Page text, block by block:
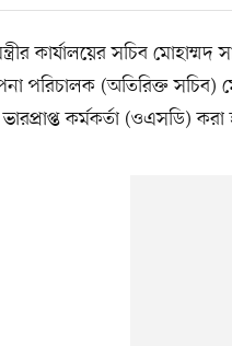
কার্যালয়ের সচিব
পরিচালক (অতিরিক্ত
কর্মকর্তা (ওএসডি) করা